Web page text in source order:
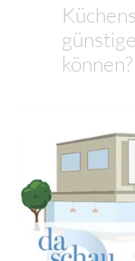
können?